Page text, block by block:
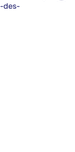
des-